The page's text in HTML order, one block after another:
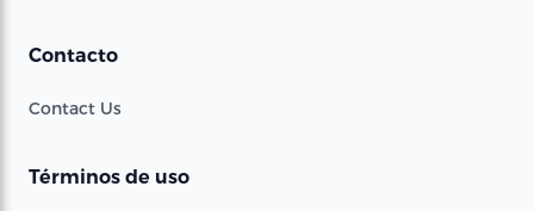
Contacto
Contact Us
Términos de uso